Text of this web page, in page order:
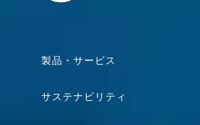
製品・サービス
サステナビリティ